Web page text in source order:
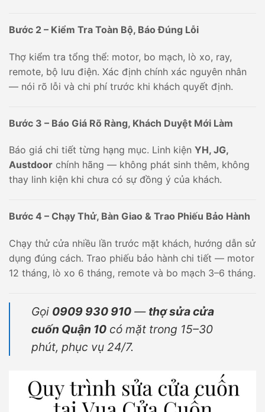
Bước 2 – Kiểm Tra Toàn Bộ, Báo Đúng Lỗi
Thợ kiểm tra tổng thể: motor, bo mạch, lò xo, ray,
remote, bộ lưu điện. Xác định chính xác nguyên nhân
— nói rõ lỗi và chi phí trước khi khách quyết định.
Bước 3 – Báo Giá Rõ Ràng, Khách Duyệt Mới Làm
Báo giá chi tiết từng hạng mục. Linh kiện YH, JG,
Austdoor chính hãng — không phát sinh thêm, không
thay linh kiện khi chưa có sự đồng ý của khách.
Bước 4 – Chạy Thử, Bàn Giao & Trao Phiếu Bảo Hành
Chạy thử cửa nhiều lần trước mặt khách, hướng dẫn sử
dụng đúng cách. Trao phiếu bảo hành chi tiết — motor
12 tháng, lò xo 6 tháng, remote và bo mạch 3–6 tháng.
Gọi 0909 930 910 — thợ sửa cửa
cuốn Quận 10 có mặt trong 15–30
phút, phục vụ 24/7.